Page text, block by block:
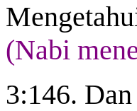
(Nabi
3:146.